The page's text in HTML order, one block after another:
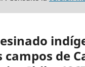
campos de